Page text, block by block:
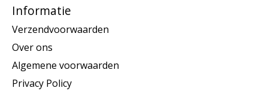
Informatie
Verzendvoorwaarden
Over ons
Algemene voorwaarden
Privacy Policy